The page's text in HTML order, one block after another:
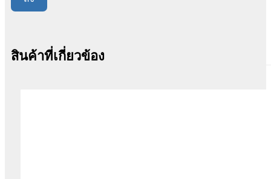
สินค้าที่เกี่ยวข้อง